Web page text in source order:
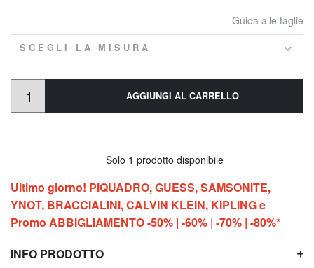
Guida alle taglie
SCEGLI LA MISURA
AGGIUNGI AL CARRELLO
Solo 1 prodotto disponibile
Ultimo giorno! PIQUADRO, GUESS, SAMSONITE,
YNOT, BRACCIALINI, CALVIN KLEIN, KIPLING e
Promo ABBIGLIAMENTO -50% | -60% | -70% | -80%*
INFO PRODOTTO